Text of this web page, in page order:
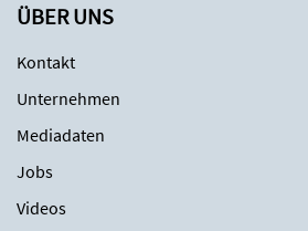
ÜBER UNS
Kontakt
Unternehmen
Mediadaten
Jobs
Videos